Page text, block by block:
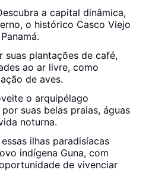
a capital dinâmica,
o histórico Casco Viejo
suas plantações de café,
ao ar livre, como
de aves.
o arquipélago
suas belas praias, águas
noturna.
ilhas paradisíacas
indígena Guna, com
de vivenciar